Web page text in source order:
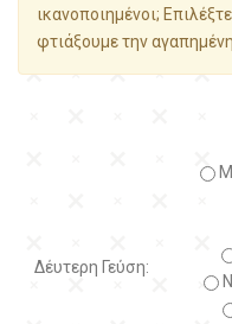
ικανοποιημένοι;
φτιάξουμε την
Δέυτερη Γεύση: